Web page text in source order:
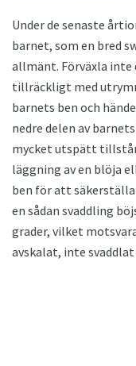
Under de senaste
barnet, som en bred
allmänt. Förväxla inte
tillräckligt med
barnets ben och
nedre delen av
mycket utspätt
läggning av en blöja
ben för att
en sådan svaddling
grader, vilket
avskalat, inte svaddlat